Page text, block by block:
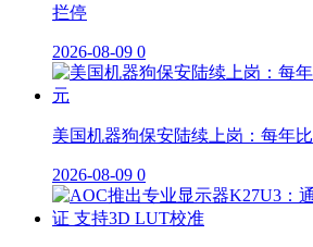
拦停
2026-08-09 0
美国机器狗保安陆续上岗：每年
2026-08-09 0